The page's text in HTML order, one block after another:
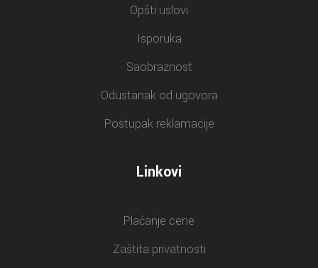
Opšti uslovi
Isporuka
Saobraznost
Odustanak od ugovora
Postupak reklamacije
Linkovi
Plaćanje cene
Zaštita privatnosti